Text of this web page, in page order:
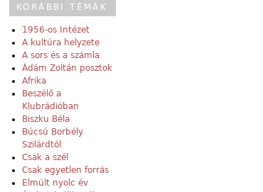
KORÁBBI TÉMÁK
1956-os Intézet
A kultúra helyzete
A sors és a számla
Ádám Zoltán posztok
Afrika
Beszélő a
Klubrádióban
Biszku Béla
Búcsú Borbély
Szilárdtól
Csak a szél
Csak egyetlen forrás
Elmúlt nyolc év